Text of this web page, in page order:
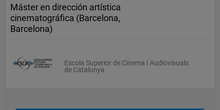
Máster en dirección artística
cinematográfica (Barcelona,
Barcelona)
Escola Superior de Cinema I Audiovisuals
de Catalunya